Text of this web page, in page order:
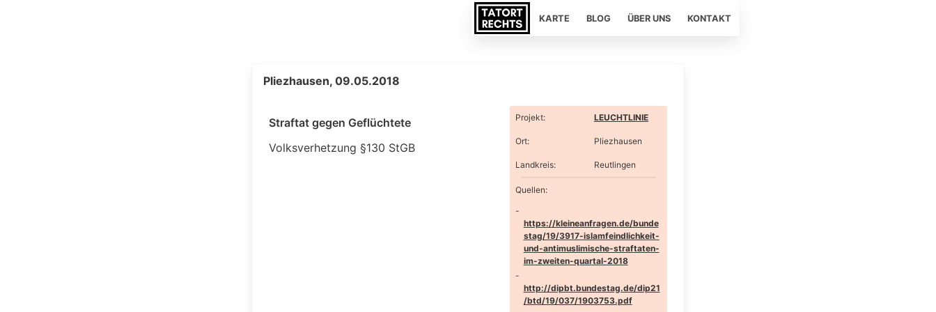
KARTE BLOG ÜBER UNS KONTAKT
Pliezhausen, 09.05.2018
Straftat gegen Geflüchtete
Volksverhetzung §130 StGB
Projekt: LEUCHTLINIE
Ort: Pliezhausen
Landkreis: Reutlingen
Quellen:
https://kleineanfragen.de/bunde
stag/19/3917-islamfeindlichkeit-
und-antimuslimische-straftaten-
im-zweiten-quartal-2018
http://dipbt.bundestag.de/dip21
/btd/19/037/1903753.pdf